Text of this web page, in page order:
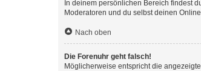
In deinem persönlichen Bereich findest
Moderatoren und du selbst deinen
Nach oben
Die Forenuhr geht falsch!
Möglicherweise entspricht die